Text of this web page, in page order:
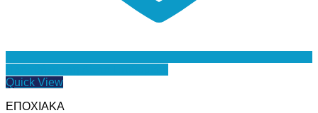
Quick View
ΕΠΟΧΙΑΚΑ